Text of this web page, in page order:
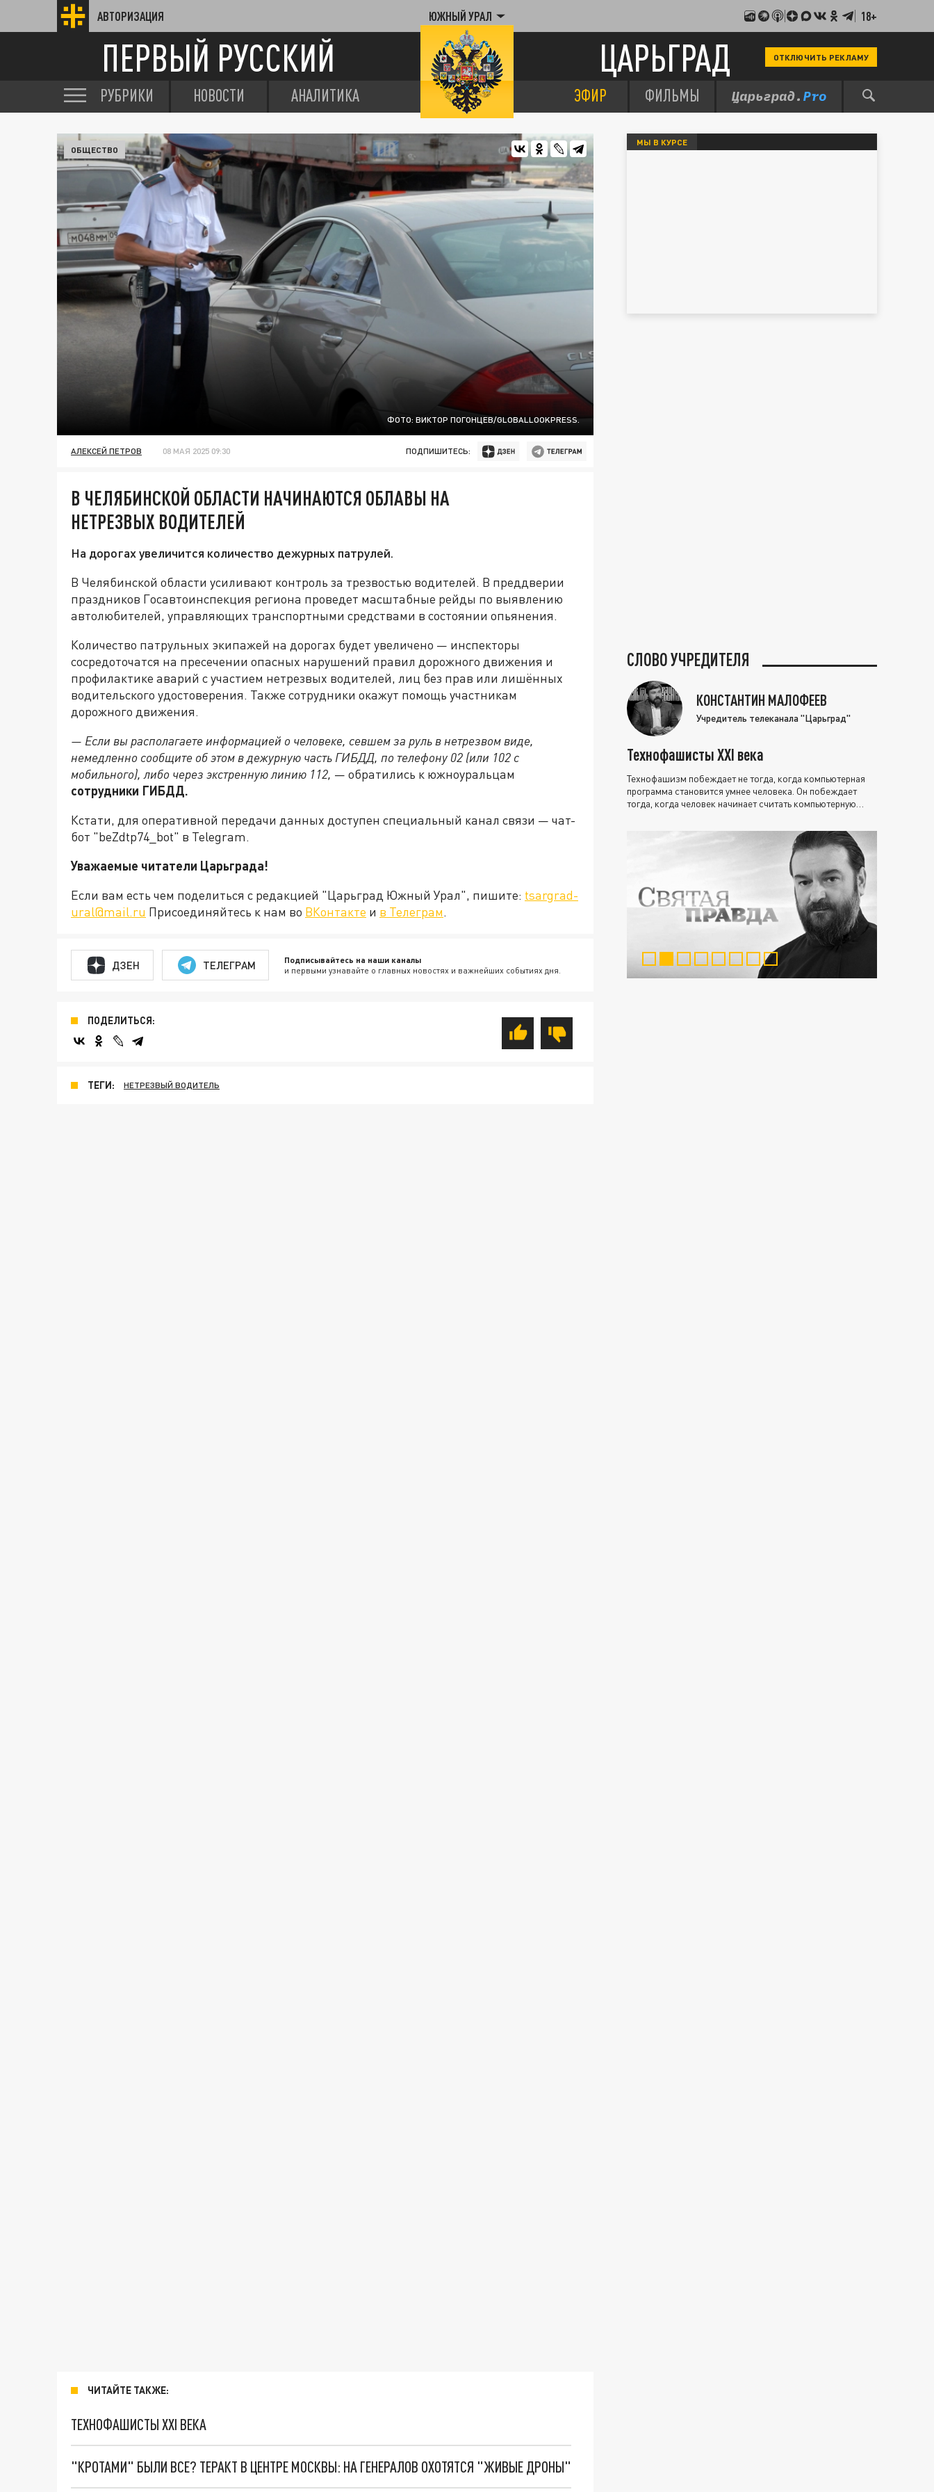
АВТОРИЗАЦИЯ ЮЖНЫЙ УРАЛ 18+
ПЕРВЫЙ РУССКИЙ ЦАРЬГРАД ОТКЛЮЧИТЬ РЕКЛАМУ
РУБРИКИ НОВОСТИ АНАЛИТИКА ЭФИР ФИЛЬМЫ
ФОТО: ВИКТОР ПОГОНЦЕВ/GLOBALLOOKPRESS.
ОБЩЕСТВО
АЛЕКСЕЙ ПЕТРОВ 08 МАЯ 2025 09:30 ПОДПИШИТЕСЬ:
В ЧЕЛЯБИНСКОЙ ОБЛАСТИ НАЧИНАЮТСЯ ОБЛАВЫ НА
НЕТРЕЗВЫХ ВОДИТЕЛЕЙ
На дорогах увеличится количество дежурных патрулей.
В Челябинской области усиливают контроль за трезвостью водителей. В преддверии
праздников Госавтоинспекция региона проведет масштабные рейды по выявлению
автолюбителей, управляющих транспортными средствами в состоянии опьянения.
Количество патрульных экипажей на дорогах будет увеличено — инспекторы
сосредоточатся на пресечении опасных нарушений правил дорожного движения и
профилактике аварий с участием нетрезвых водителей, лиц без прав или лишённых
водительского удостоверения. Также сотрудники окажут помощь участникам
дорожного движения.
— Если вы располагаете информацией о человеке, севшем за руль в нетрезвом виде,
немедленно сообщите об этом в дежурную часть ГИБДД, по телефону 02 (или 102 с
мобильного), либо через экстренную линию 112, — обратились к южноуральцам
сотрудники ГИБДД.
Кстати, для оперативной передачи данных доступен специальный канал связи — чат-
бот "beZdtp74_bot" в Telegram.
Уважаемые читатели Царьграда!
Если вам есть чем поделиться с редакцией "Царьград Южный Урал", пишите: tsargrad-
ural@mail.ru Присоединяйтесь к нам во ВКонтакте и в Телеграм.
ДЗЕН ТЕЛЕГРАМ Подписывайтесь на наши каналы
и первыми узнавайте о главных новостях и важнейших событиях дня.
ПОДЕЛИТЬСЯ:
ТЕГИ: НЕТРЕЗВЫЙ ВОДИТЕЛЬ
ЧИТАЙТЕ ТАКЖЕ:
ТЕХНОФАШИСТЫ XXI ВЕКА
"КРОТАМИ" БЫЛИ ВСЕ? ТЕРАКТ В ЦЕНТРЕ МОСКВЫ: НА ГЕНЕРАЛОВ ОХОТЯТСЯ "ЖИВЫЕ ДРОНЫ"
МЫ В КУРСЕ
СЛОВО УЧРЕДИТЕЛЯ
КОНСТАНТИН МАЛОФЕЕВ
Учредитель телеканала "Царьград"
Технофашисты XXI века
Технофашизм побеждает не тогда, когда компьютерная
программа становится умнее человека. Он побеждает
тогда, когда человек начинает считать компьютерную